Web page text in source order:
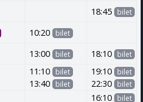
18:45 bilet
10:20 bilet
13:00 bilet 18:10 bilet
11:10 bilet
13:40 bilet
19:10 bilet
22:30 bilet
16:10 bilet